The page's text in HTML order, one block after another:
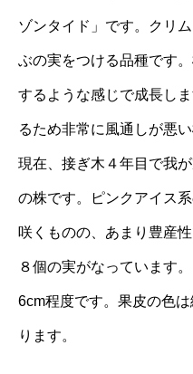
ゾンタイド」です。クリ
ぶの実をつける品種です
するような感じで成長し
るため非常に風通しが悪
現在、接ぎ木４年目で我
の株です。ピンクアイス
咲くものの、あまり豊産
８個の実がなっています
6cm程度です。果皮の色
ります。